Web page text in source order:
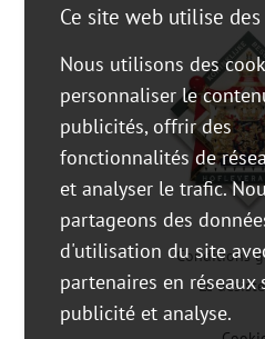
Conditions
Le
Ce site web utilise
Nous utilisons des
personnaliser le
publicités, offrir des
fonctionnalités de
et analyser le trafic.
partageons des
d'utilisation du site
partenaires en réseaux
publicité et analyse.